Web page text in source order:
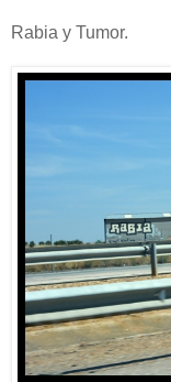
Rabia y Tumor.